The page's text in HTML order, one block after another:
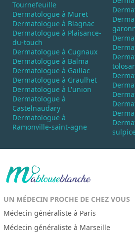
Tournefeuille
Dermatologue à Muret
Dermatologue à Blagnac
Dermatologue à Plaisance-
du-touch
Dermatologue à Cugnaux
Dermatologue à Balma
Dermatologue à Gaillac
Dermatologue à Graulhet
Dermatologue à L'union
Dermatologue à
Castelnaudary
Dermatologue à
Ramonville-saint-agne
sulpice
UN MÉDECIN PROCHE DE CHEZ VOUS
Médecin généraliste à Paris
Médecin généraliste à Marseille